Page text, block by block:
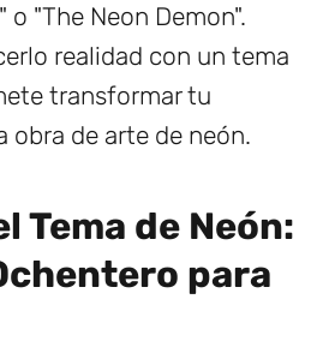
"The Neon Demon".
realidad con un tema
transformar tu
obra de arte de neón.
Tema de Neón:
para